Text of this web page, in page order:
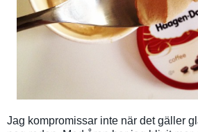
Jag kompromissar inte när det gäller